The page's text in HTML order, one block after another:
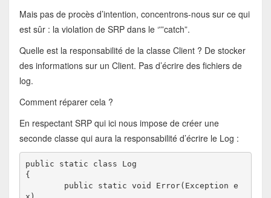
Mais pas de procès d’intention, concentrons-nous sur ce qui
est sûr : la violation de SRP dans le ‘'”catch”.
Quelle est la responsabilité de la classe Client ? De stocker
des informations sur un Client. Pas d’écrire des fichiers de
log.
Comment réparer cela ?
En respectant SRP qui ici nous impose de créer une
seconde classe qui aura la responsabilité d’écrire le Log :
public static class Log
{